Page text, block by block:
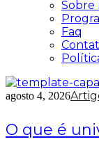
Sobre
Faq
agosto 4, 2026
O que é